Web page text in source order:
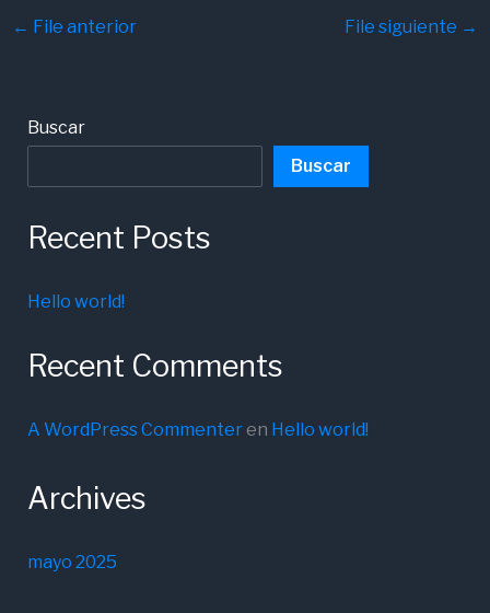
← File anterior File siguiente →
Buscar
Buscar
Recent Posts
Hello world!
Recent Comments
A WordPress Commenteren Hello world!
Archives
mayo 2025